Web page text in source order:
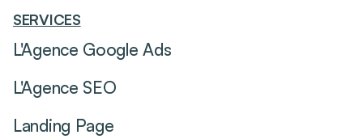
SERVICES
L'Agence Google Ads
L'Agence SEO
Landing Page